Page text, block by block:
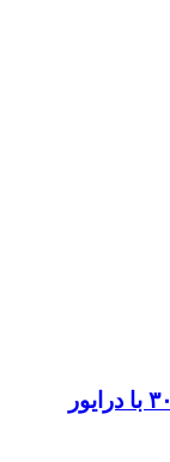
ال ای دی COB سفید مهتابی ۳۰W 220V با درایور